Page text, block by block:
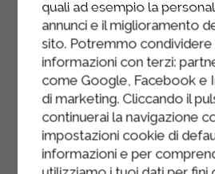
quali ad esempio la
annunci e il miglioramento
sito. Potremmo condividere
informazioni con terzi:
come Google, Facebook e
di marketing. Cliccando il
continuerai la navigazione
impostazioni cookie di
informazioni e per